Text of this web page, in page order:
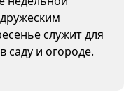
служит для
саду и огороде.